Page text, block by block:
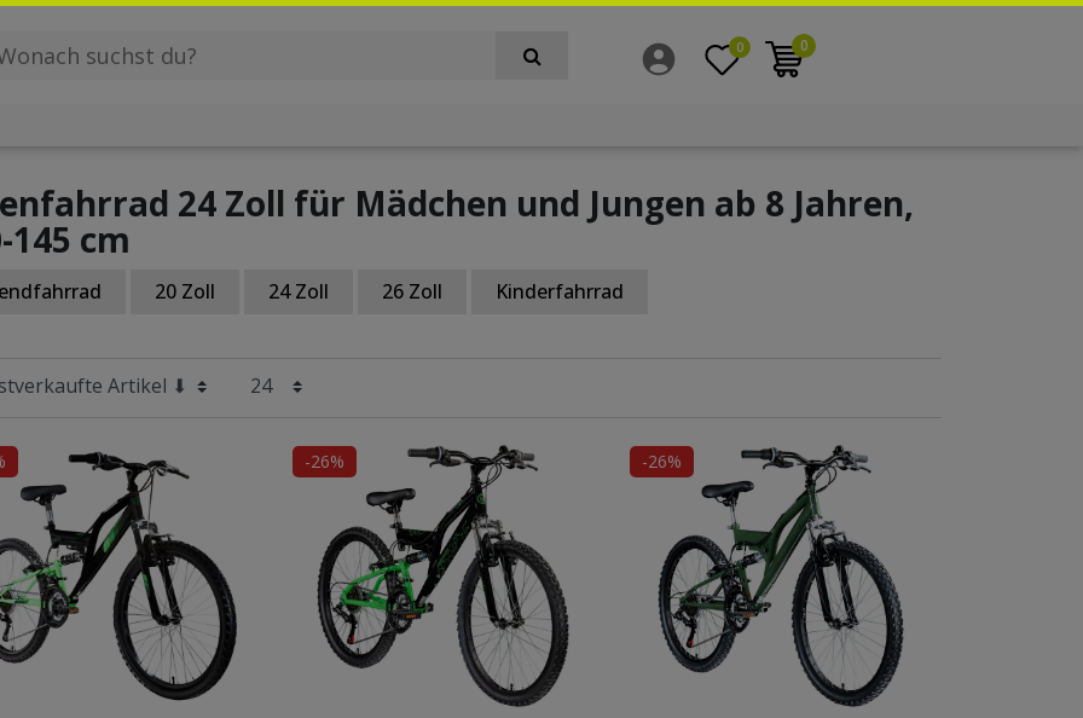
0 0
24 Zoll für Mädchen und Jungen ab 8 Jahren,
145 cm
20 Zoll 24 Zoll 26 Zoll Kinderfahrrad
-26% -26%